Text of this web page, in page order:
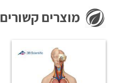
מוצרים קשורים